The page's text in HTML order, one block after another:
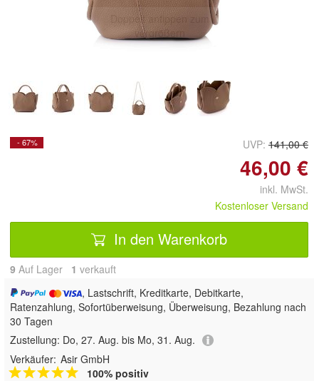
Doppelt antippen zum
vergrößern
- 67% UVP: 141,00 €
46,00 €
inkl. MwSt.
Kostenloser Versand
In den Warenkorb
9 Auf Lager 1 verkauft
, Lastschrift, Kreditkarte, Debitkarte,
Ratenzahlung, Sofortüberweisung, Überweisung, Bezahlung nach
30 Tagen
Zustellung: Do, 27. Aug. bis Mo, 31. Aug.
Verkäufer: Asir GmbH
100% positiv